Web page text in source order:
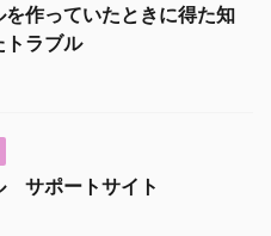
作っていたときに得た知
トラブル
サポートサイト